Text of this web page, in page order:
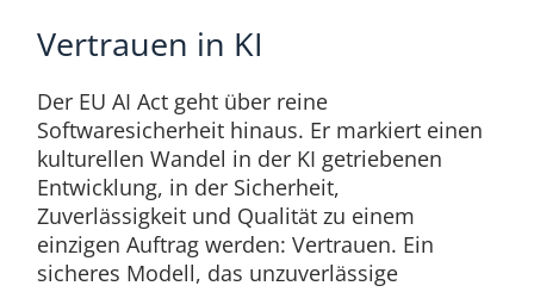
Vertrauen in KI
Der EU AI Act geht über reine
Softwaresicherheit hinaus. Er markiert einen
kulturellen Wandel in der KI getriebenen
Entwicklung, in der Sicherheit,
Zuverlässigkeit und Qualität zu einem
einzigen Auftrag werden: Vertrauen. Ein
sicheres Modell, das unzuverlässige